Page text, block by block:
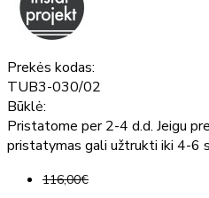
Prekės kodas:
TUB3-030/02
Būklė:
Pristatome per 2-4 d.d. Jeigu
pristatymas gali užtrukti iki 4-6
116,00€